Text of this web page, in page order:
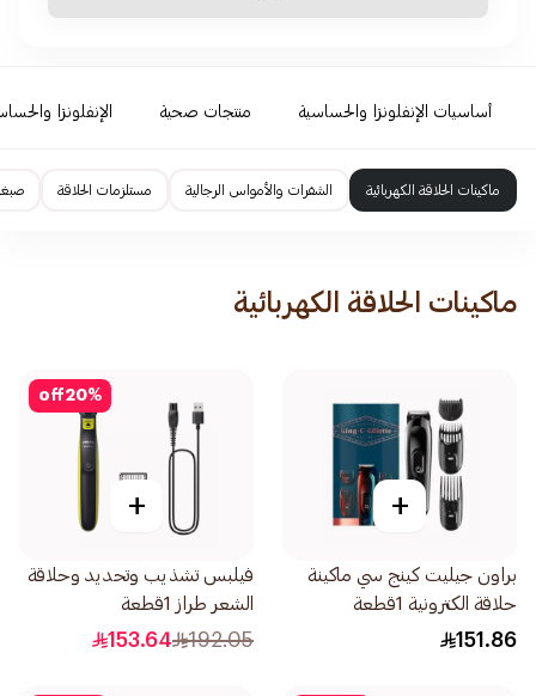
أساسيات الإنفلونزا والحساسية منتجات صحية الإنفلونزا
ماكينات الحلاقة الكهربائية الشفرات والأمواس الرجالية مستلزمات الحلاقة
ماكينات الحلاقة الكهربائية
+
براون جيليت كينج سي ماكينة
حلاقة الكترونية 1قطعة
151.86
20%
off
+
فيلبس تشذيب وتحديد وحلاقة
الشعر طراز 1قطعة
192.05
153.64